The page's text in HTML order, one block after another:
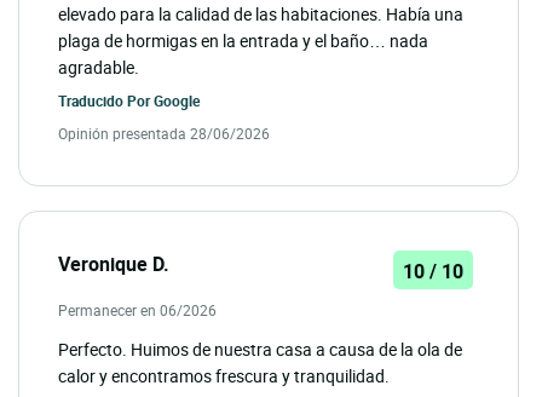
elevado para la calidad de las habitaciones. Había una
plaga de hormigas en la entrada y el baño… nada
agradable.
Traducido PorGoogle
Opinión presentada 28/06/2026
Veronique D. 10 / 10
Permanecer en 06/2026
Perfecto. Huimos de nuestra casa a causa de la ola de
calor y encontramos frescura y tranquilidad.